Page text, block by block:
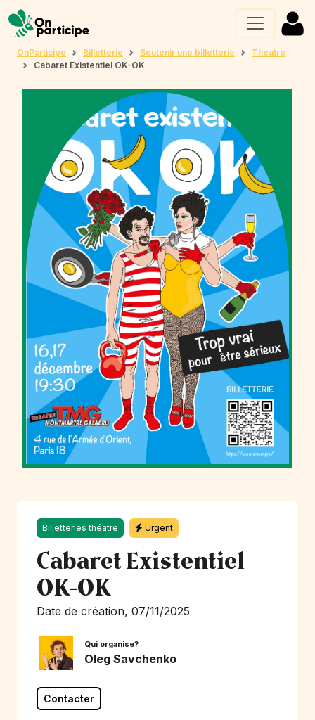
OnParticipe Billetterie Soutenir une billetterie
Théatre
Cabaret Existentiel OK-OK
Billetteries théatre Urgent
Cabaret Existentiel
OK-OK
Date de création, 07/11/2025
Qui organise?
Oleg Savchenko
Contacter